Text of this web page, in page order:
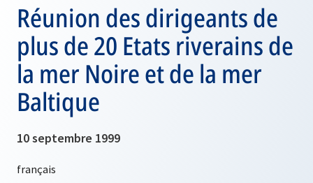
Réunion des dirigeants de
plus de 20 Etats riverains de
la mer Noire et de la mer
Baltique
10 septembre 1999